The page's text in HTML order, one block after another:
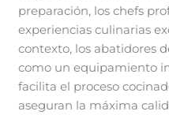
preparación, los chefs
experiencias culinarias
contexto, los abatidores
como un equipamiento
facilita el proceso
aseguran la máxima